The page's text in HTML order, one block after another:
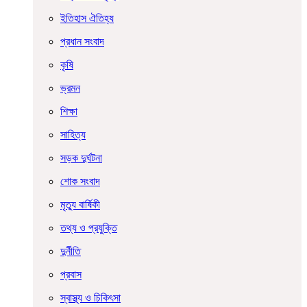
ইতিহাস ঐতিহ্য
প্রধান সংবাদ
কৃষি
ভ্রমন
শিক্ষা
সাহিত্য
সড়ক দুর্ঘটনা
শোক সংবাদ
মৃত্যু বার্ষিকী
তথ্য ও প্রযুক্তি
দুর্নীতি
প্রবাস
স্বাস্থ্য ও চিকিৎসা